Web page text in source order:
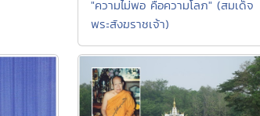
"ความไม่พอ คือความโลภ" (สมเด็จ
พระสังฆราชเจ้า)